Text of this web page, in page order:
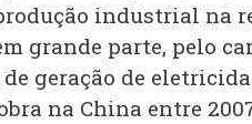
industrial na
grande parte, pelo
geração de
na China entre